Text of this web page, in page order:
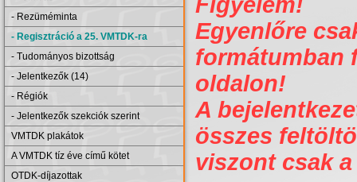
- Rezüméminta
- Regisztráció a 25. VMTDK-ra
- Tudományos bizottság
- Jelentkezők (14)
- Régiók
- Jelentkezők szekciók szerint
VMTDK plakátok
A VMTDK tíz éve című kötet
OTDK-díjazottak
Egyenlőre
formátumban
oldalon!
A
összes
viszont csak